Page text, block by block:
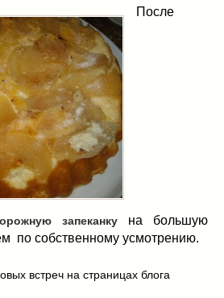
После
запеканку на большую
по собственному усмотрению.
встреч на страницах блога